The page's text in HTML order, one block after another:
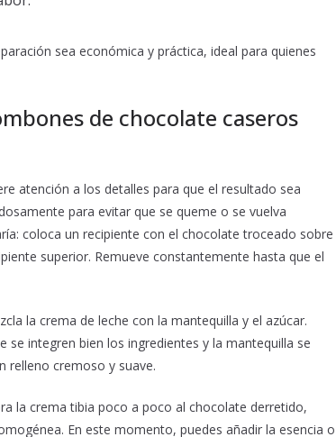
sea económica y práctica, ideal para quienes
de chocolate caseros
atención a los detalles para que el resultado sea
para evitar que se queme o se vuelva
coloca un recipiente con el chocolate troceado sobre
superior. Remueve constantemente hasta que el
la crema de leche con la mantequilla y el azúcar.
integren bien los ingredientes y la mantequilla se
relleno cremoso y suave.
la crema tibia poco a poco al chocolate derretido,
En este momento, puedes añadir la esencia o